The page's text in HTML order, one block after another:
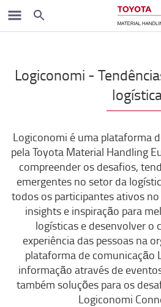
Logiconomi -
Logiconomi é uma plataforma
pela Toyota Material Handling
compreender os desafios,
emergentes no setor da
todos os participantes ativos
insights e inspiração para
logísticas e desenvolver o
experiência das pessoas na
plataforma de comunicação
informação através de
também soluções para os
Logiconomi